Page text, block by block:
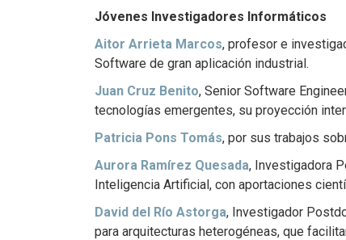
Jóvenes Investigadores Informáticos
Aitor Arrieta Marcos, profesor e
Software de gran aplicación industrial.
Juan Cruz Benito, Senior Software
tecnologías emergentes, su proyección
Patricia Pons Tomás, por sus trabajos
Aurora Ramírez Quesada, Investigadora
Inteligencia Artificial, con aportaciones
David del Río Astorga, Investigador
para arquitecturas heterogéneas, que